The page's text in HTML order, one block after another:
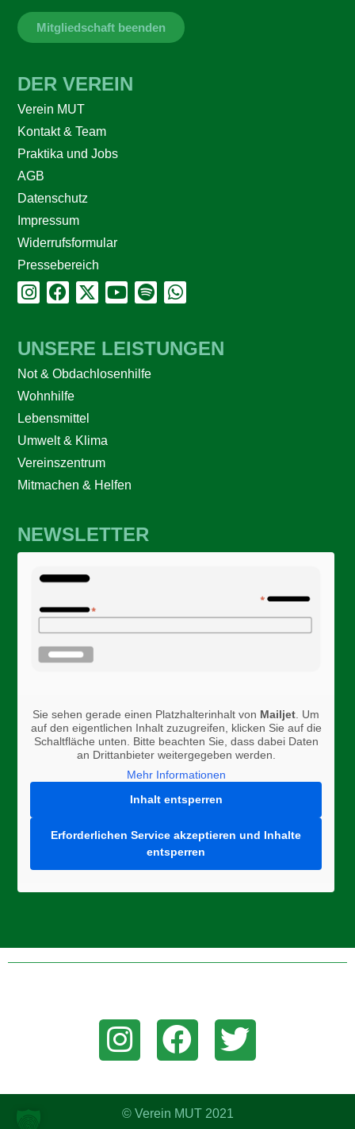
Mitgliedschaft beenden
DER VEREIN
Verein MUT
Kontakt & Team
Praktika und Jobs
AGB
Datenschutz
Impressum
Widerrufsformular
Pressebereich
UNSERE LEISTUNGEN
Not & Obdachlosenhilfe
Wohnhilfe
Lebensmittel
Umwelt & Klima
Vereinszentrum
Mitmachen & Helfen
NEWSLETTER
Sie sehen gerade einen Platzhalterinhalt von Mailjet . Um
auf den eigentlichen Inhalt zuzugreifen, klicken Sie auf die
Schaltfläche unten. Bitte beachten Sie, dass dabei Daten
an Drittanbieter weitergegeben werden.
Mehr Informationen
Inhalt entsperren
Erforderlichen Service akzeptieren und Inhalte
entsperren
© Verein MUT 2021